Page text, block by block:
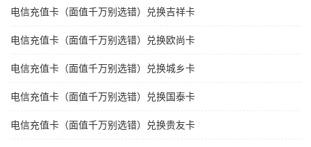
电信充值卡（面值千万别选错）兑换吉祥卡
电信充值卡（面值千万别选错）兑换欧尚卡
电信充值卡（面值千万别选错）兑换城乡卡
电信充值卡（面值千万别选错）兑换国泰卡
电信充值卡（面值千万别选错）兑换贵友卡